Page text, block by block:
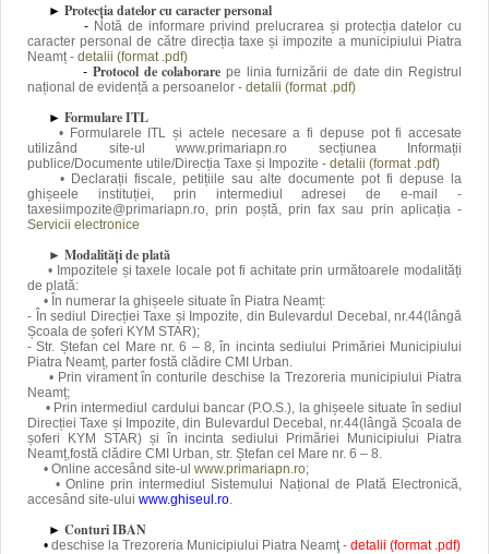
► Protecția datelor cu caracter personal
- Notă de informare privind prelucrarea și protecția datelor cu
caracter personal de către direcția taxe și impozite a municipiului Piatra
Neamț - detalii (format .pdf)
- Protocol de colaborare pe linia furnizării de date din Registrul
național de evidență a persoanelor - detalii (format .pdf)
► Formulare ITL
• Formularele ITL și actele necesare a fi depuse pot fi accesate
utilizând site-ul www.primariapn.ro secțiunea Informații
publice/Documente utile/Direcția Taxe și Impozite - detalii (format .pdf)
• Declarații fiscale, petițiile sau alte documente pot fi depuse la
ghișeele instituției, prin intermediul adresei de e-mail -
taxesiimpozite@primariapn.ro, prin poștă, prin fax sau prin aplicația -
Servicii electronice
► Modalități de plată
• Impozitele și taxele locale pot fi achitate prin următoarele modalități
de plată:
• În numerar la ghișeele situate în Piatra Neamț:
- În sediul Direcției Taxe și Impozite, din Bulevardul Decebal, nr.44(lângă
Școala de șoferi KYM STAR);
- Str. Ștefan cel Mare nr. 6 – 8, în incinta sediului Primăriei Municipiului
Piatra Neamț, parter fostă clădire CMI Urban.
• Prin virament în conturile deschise la Trezoreria municipiului Piatra
Neamț;
• Prin intermediul cardului bancar (P.O.S.), la ghișeele situate însediul
Direcției Taxe și Impozite, din Bulevardul Decebal, nr.44(lângă Școala de
șoferi KYM STAR) și în incinta sediului Primăriei Municipiului Piatra
Neamț,fostă clădire CMI Urban, str. Ștefan cel Mare nr. 6 – 8.
• Online accesând site-ul www.primariapn.ro;
• Online prin intermediul Sistemului Național de Plată Electronică,
accesând site-ului www.ghiseul.ro.
► Conturi IBAN
• deschise la Trezoreria Municipiului Piatra Neamţ - detalii (format .pdf)